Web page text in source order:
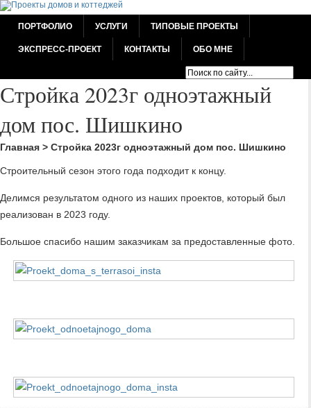
ПОРТФОЛИО УСЛУГИ ТИПОВЫЕ ПРОЕКТЫ
ЭКСПРЕСС-ПРОЕКТ КОНТАКТЫ ОБО МНЕ
Стройка 2023г одноэтажный
дом пос. Шишкино
Главная > Стройка 2023г одноэтажный дом пос. Шишкино
Строительный сезон этого года подходит к концу.
Делимся результатом одного из наших проектов, который был
реализован в 2023 году.
Большое спасибо нашим заказчикам за предоставленные фото.